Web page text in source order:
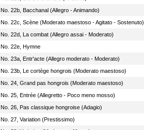
No. 22b, Bacchanal (Allegro - Animando)
No. 22c, Scène (Moderato maestoso - Agitato - Sostenuto)
No. 22d, La combat (Allegro assai - Moderato)
No. 22e, Hymne
No. 23a, Entr'acte (Allegro moderato - Moderato)
No. 23b, Le cortège hongrois (Moderato maestoso)
No. 24, Grand pas hongrois (Moderato maestoso)
No. 25, Entrée (Allegretto - Poco meno mosso)
No. 26, Pas classique hongroise (Adagio)
No. 27, Variation (Prestissimo)